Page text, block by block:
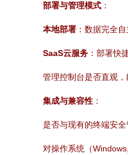
部署与管理模式 ：
本地部署 ：数据完全
SaaS云服务 ：部署快
管理控制台是否直观
集成与兼容性 ：
是否与现有的终端安
对操作系统（